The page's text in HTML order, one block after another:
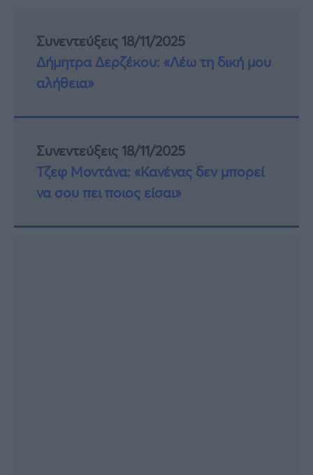
Συνεντεύξεις 18/11/2025
Δήμητρα Δερζέκου: «Λέω τη δική μου
αλήθεια»
Συνεντεύξεις 18/11/2025
Τζεφ Μοντάνα: «Κανένας δεν μπορεί
να σου πει ποιος είσαι»